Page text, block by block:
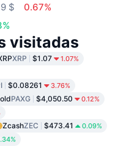
$
0.67%
visitadas
XRP $1.07 1.07%
$0.08261 3.76%
PAXG $4,050.50 0.12%
ZcashZEC $473.41 0.09%